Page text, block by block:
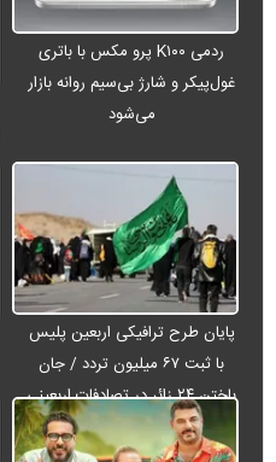
ردمی K۱۰۰ پرو مکس با باتری
غول‌پیکر و شارژ بی‌سیم روانه بازار
می‌شود
پایان طرح ترافیکی اربعین پلیس
با ثبت ۶۷ میلیون تردد / جان
باختن ۲۴ زائر در تصادفات اربعینی